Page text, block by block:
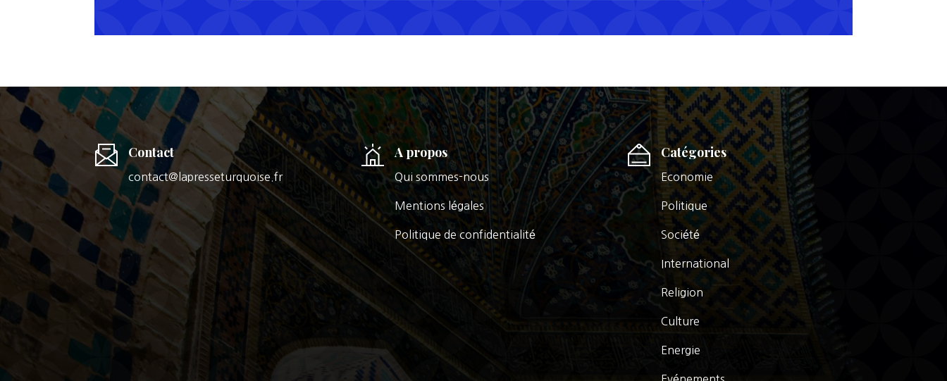
Contact
contact@lapresseturquoise.fr
A propos
Qui sommes-nous
Mentions légales
Politique de confidentialité
Catégories
Economie
Politique
Société
International
Religion
Culture
Energie